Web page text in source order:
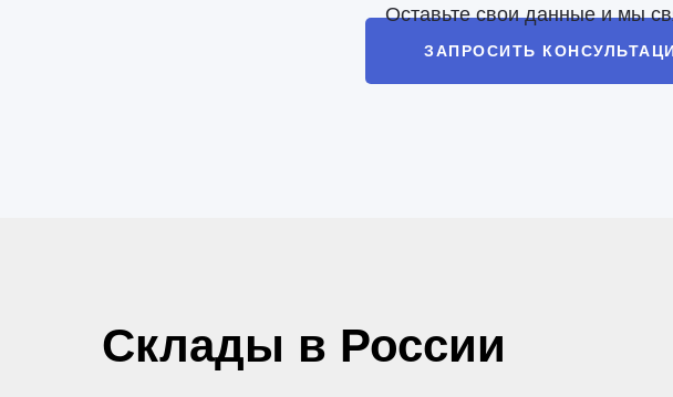
ЗАПРОСИТЬ
Оставьте свои данные и мы
Склады в России